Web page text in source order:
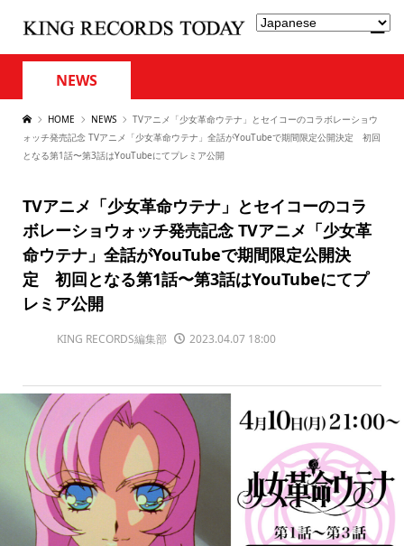
NEWS
HOME NEWS
TVアニメ「少女革命ウテナ」とセイコーのコラボレーショウ
ォッチ発売記念 TVアニメ「少女革命ウテナ」全話がYouTubeで期間限定公開決定 初回
となる第1話〜第3話はYouTubeにてプレミア公開
TVアニメ「少女革命ウテナ」とセイコーのコラ
ボレーショウォッチ発売記念 TVアニメ「少女革
命ウテナ」全話がYouTubeで期間限定公開決
定 初回となる第1話〜第3話はYouTubeにてプ
レミア公開
KING RECORDS編集部 2023.04.07 18:00